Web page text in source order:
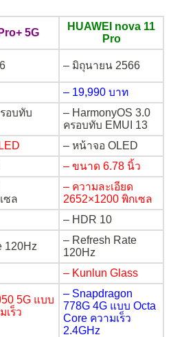
5G
HUAWEI nova 11
Pro
– มิถุนายน 2566
– 19,990 บาท
อบทับ
– HarmonyOS 3.0
ครอบทับ EMUI 13
– หน้าจอ OLED
– ขนาด 6.78 นิ้ว
ซล
– ความละเอียด
2652×1200 พิกเซล
– HDR 10
120Hz
– Refresh Rate
120Hz
– Kunlun Glass
5G แบบ
เร็ว
– Snapdragon
778G 4G แบบ Octa
Core ความเร็ว
2.4GHz